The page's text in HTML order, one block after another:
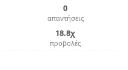
0
απαντήσεις
18.8χ
προβολές